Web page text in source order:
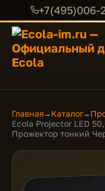
+7(495)006-
Главная → Каталог→
Ecola Projector LED
Прожектор тонкий